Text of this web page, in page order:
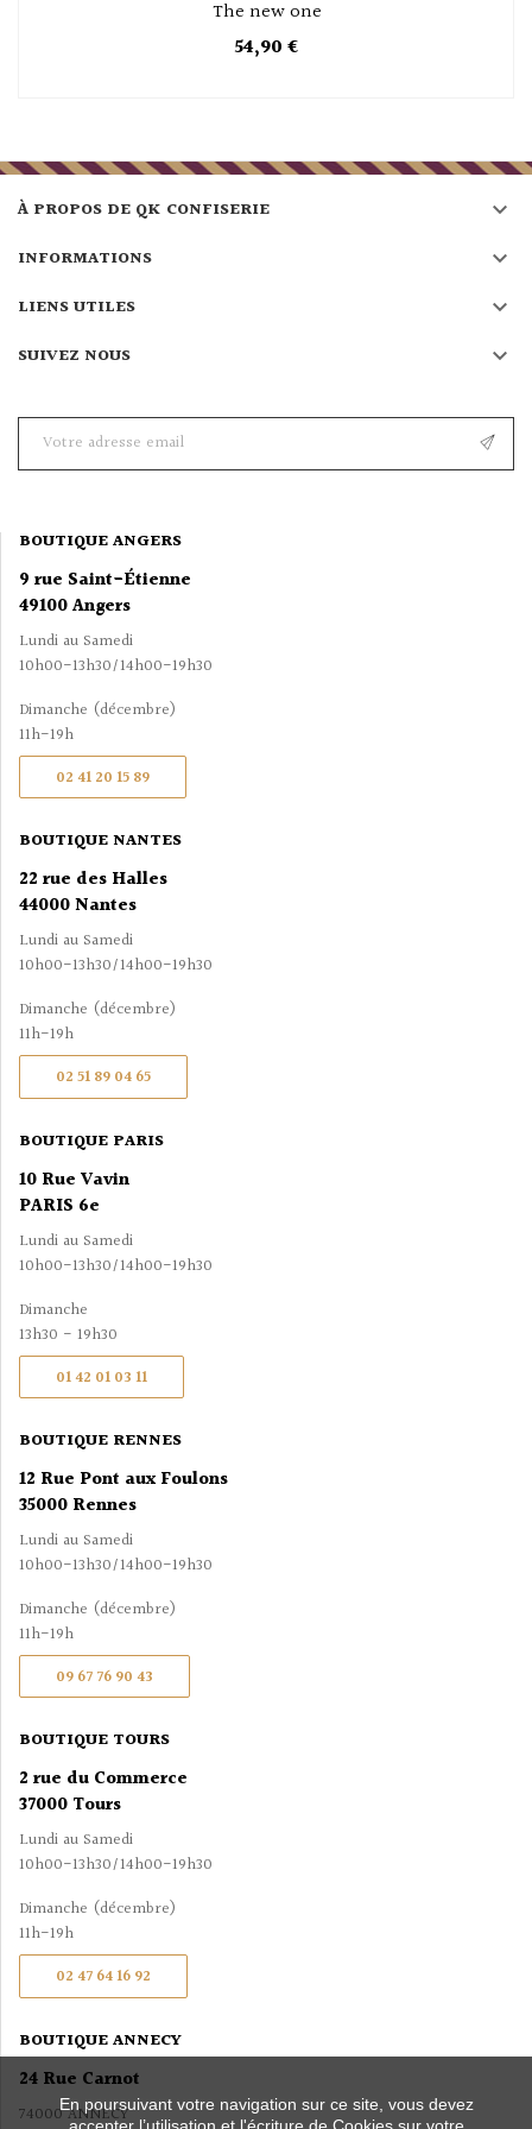
The new one
54,90 €
À PROPOS DE QK CONFISERIE 
INFORMATIONS 
LIENS UTILES 
SUIVEZ NOUS 
BOUTIQUE ANGERS
9 rue Saint-Étienne
49100 Angers
Lundi au Samedi
10h00-13h30/14h00-19h30
Dimanche (décembre)
11h-19h
02 41 20 15 89
BOUTIQUE NANTES
22 rue des Halles
44000 Nantes
Lundi au Samedi
10h00-13h30/14h00-19h30
Dimanche (décembre)
11h-19h
02 51 89 04 65
BOUTIQUE PARIS
10 Rue Vavin
PARIS 6e
Lundi au Samedi
10h00-13h30/14h00-19h30
Dimanche
13h30 - 19h30
01 42 01 03 11
BOUTIQUE RENNES
12 Rue Pont aux Foulons
35000 Rennes
Lundi au Samedi
10h00-13h30/14h00-19h30
Dimanche (décembre)
11h-19h
09 67 76 90 43
BOUTIQUE TOURS
2 rue du Commerce
37000 Tours
Lundi au Samedi
10h00-13h30/14h00-19h30
Dimanche (décembre)
11h-19h
02 47 64 16 92
BOUTIQUE ANNECY
24 Rue Carnot
74000 ANNECY
En poursuivant votre navigation sur ce site, vous devez